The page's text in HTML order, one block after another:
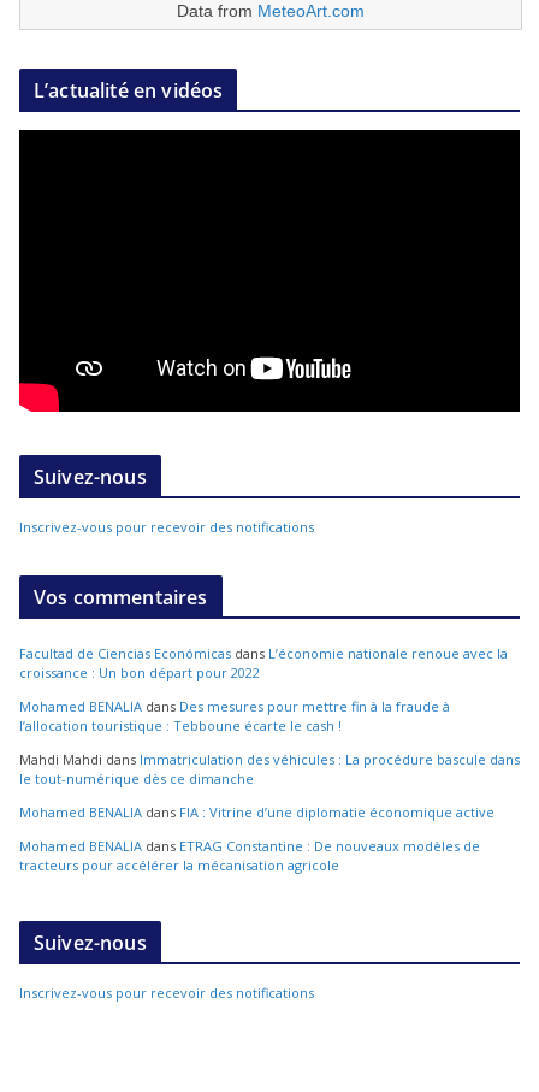
Data from MeteoArt.com
L’actualité en vidéos
Suivez-nous
Inscrivez-vous pour recevoir des notifications
Vos commentaires
Facultad de Ciencias Económicas dans L’économie nationale renoue avec la
croissance : Un bon départ pour 2022
Mohamed BENALIA dans Des mesures pour mettre fin à la fraude à
l’allocation touristique : Tebboune écarte le cash !
Mahdi Mahdi dans Immatriculation des véhicules : La procédure bascule dans
le tout-numérique dès ce dimanche
Mohamed BENALIA dans FIA : Vitrine d’une diplomatie économique active
Mohamed BENALIA dans ETRAG Constantine : De nouveaux modèles de
tracteurs pour accélérer la mécanisation agricole
Suivez-nous
Inscrivez-vous pour recevoir des notifications